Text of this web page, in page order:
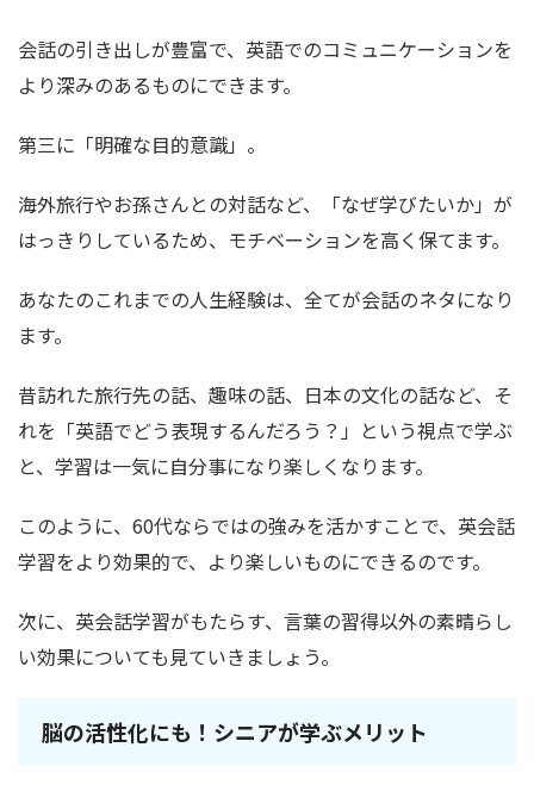
会話の引き出しが豊富で、英語でのコミュニケーションを
より深みのあるものにできます。
第三に「明確な目的意識」。
海外旅行やお孫さんとの対話など、「なぜ学びたいか」が
はっきりしているため、モチベーションを高く保てます。
あなたのこれまでの人生経験は、全てが会話のネタになり
ます。
昔訪れた旅行先の話、趣味の話、日本の文化の話など、そ
れを「英語でどう表現するんだろう？」という視点で学ぶ
と、学習は一気に自分事になり楽しくなります。
このように、60代ならではの強みを活かすことで、英会話
学習をより効果的で、より楽しいものにできるのです。
次に、英会話学習がもたらす、言葉の習得以外の素晴らし
い効果についても見ていきましょう。
脳の活性化にも！シニアが学ぶメリット